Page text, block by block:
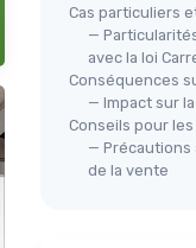
Cas particuliers
—
avec la loi
Conséquences
— Impact sur
Conseils pour
— Précautions
de la vente